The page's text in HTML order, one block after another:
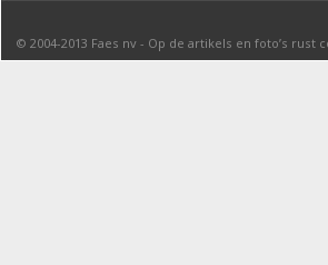
© 2004-2013 Faes nv - Op de artikels en foto’s rust